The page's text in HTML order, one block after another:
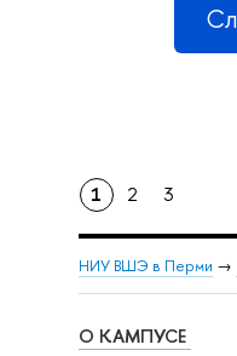
1 2 3
НИУ ВШЭ в Перми →
О КАМПУСЕ